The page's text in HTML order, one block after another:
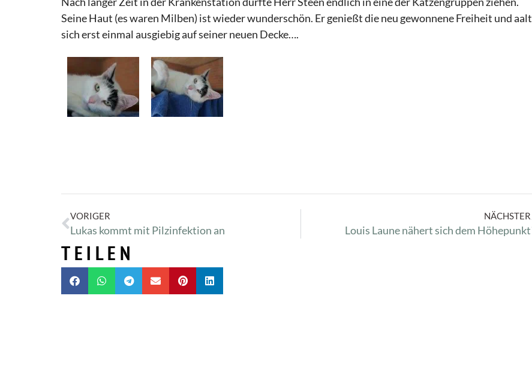
Seine Haut (es waren Milben) ist wieder wunderschön. Er genießt die neu gewonnene Freiheit und aalt
sich erst einmal ausgiebig auf seiner neuen Decke….
VORIGER
Lukas kommt mit Pilzinfektion an
NÄCHSTER
Louis Laune nähert sich dem Höhepunkt
TEILEN